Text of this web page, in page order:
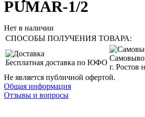
PUMAR-1/2
Нет в наличии
СПОСОБЫ ПОЛУЧЕНИЯ ТОВАРА:
Бесплатная доставка по ЮФО
г. Ростов
Не является публичной офертой.
Общая информация
Отзывы и вопросы